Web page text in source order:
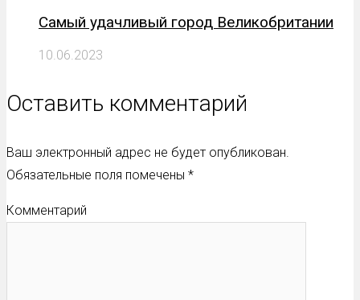
Самый удачливый город Великобритании
10.06.2023
Оставить комментарий
Ваш электронный адрес не будет опубликован.
Обязательные поля помечены *
Комментарий